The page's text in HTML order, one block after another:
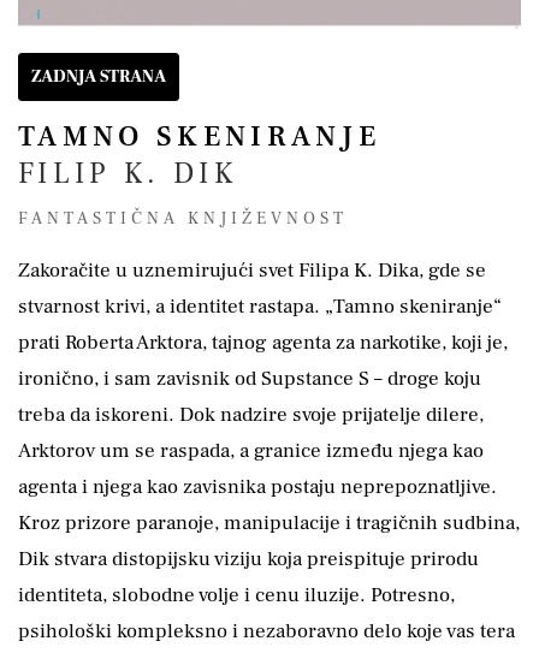
ZADNJA STRANA
TAMNO SKENIRANJE
FILIP K. DIK
FANTASTIČNA KNJIŽEVNOST
Zakoračite u uznemirujući svet Filipa K. Dika, gde se
stvarnost krivi, a identitet rastapa. „Tamno skeniranje“
prati Roberta Arktora, tajnog agenta za narkotike, koji je,
ironično, i sam zavisnik od Supstance S – droge koju
treba da iskoreni. Dok nadzire svoje prijatelje dilere,
Arktorov um se raspada, a granice između njega kao
agenta i njega kao zavisnika postaju neprepoznatljive.
Kroz prizore paranoje, manipulacije i tragičnih sudbina,
Dik stvara distopijsku viziju koja preispituje prirodu
identiteta, slobodne volje i cenu iluzije. Potresno,
psihološki kompleksno i nezaboravno delo koje vas tera